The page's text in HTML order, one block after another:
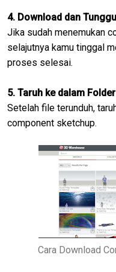
4. Download dan
Jika sudah menemukan
selajutnya kamu tinggal
proses selesai.
5. Taruh ke dalam
Setelah file terunduh,
component sketchup.
Cara Download